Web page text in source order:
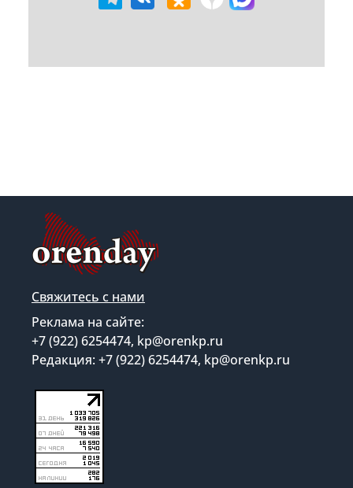
Свяжитесь с нами
Реклама на сайте:
+7 (922) 6254474, kp@orenkp.ru
Редакция: +7 (922) 6254474, kp@orenkp.ru